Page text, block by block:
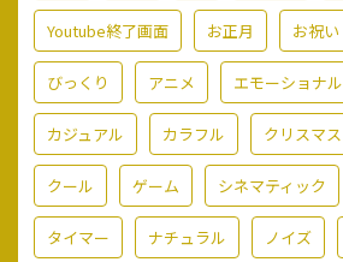
Youtube終了画面 お正月 お祝い
びっくり アニメ エモーショナル
カジュアル カラフル クリスマス
クール ゲーム シネマティック
タイマー ナチュラル ノイズ